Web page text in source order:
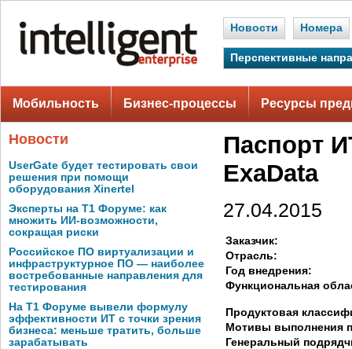
Новости Номера
Перспективные
Мобильность Бизнес-процессы Ресурсы
Новости
UserGate будет тестировать свои
решения при помощи
оборудования Xinertel
Эксперты на Т1 Форуме: как
множить ИИ-возможности,
сокращая риски
Российское ПО виртуализации и
инфраструктурное ПО — наиболее
востребованные направления для
тестирования
На Т1 Форуме вывели формулу
эффективности ИТ с точки зрения
бизнеса: меньше тратить, больше
зарабатывать
Паспорт
ExaData
27.04.2015
Заказчик:
Отрасль:
Год внедрения:
Функциональная
Продуктовая
Мотивы выполнения
Генеральный